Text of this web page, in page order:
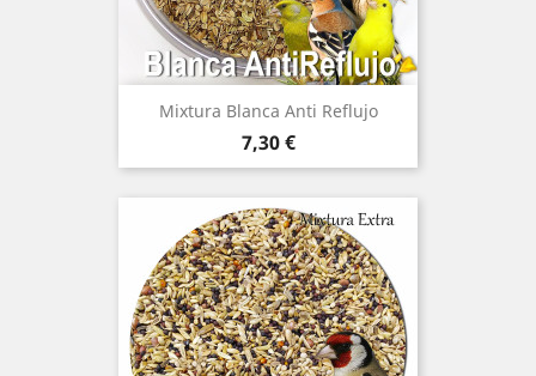
Mixtura Blanca Anti Reflujo
Precio
7,30 €